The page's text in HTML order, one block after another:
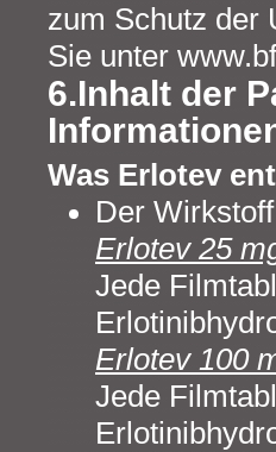
zum Schutz der
Sie unter
6.Inhalt der
Was Erlotev
Der
Erlotev 25
Jede
Erlotev 100
Jede